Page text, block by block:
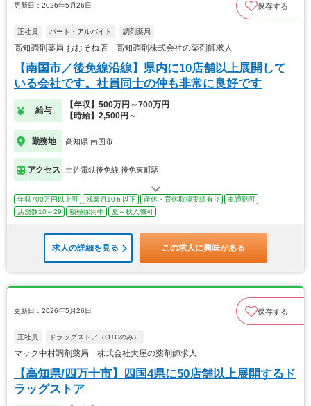
更新日：2026年5月26日 保存する
正社員 パート・アルバイト 調剤薬局
高知調剤薬局 おおそね店 高知調剤株式会社の薬剤師求人
【南国市／後免線沿線】県内に10店舗以上展開して
いる会社です。社員同士の仲も非常に良好です
給与
【年収】500万円～700万円
【時給】2,500円～
勤務地 高知県 南国市
アクセス 土佐電鉄後免線 後免東町駅
年収700万円以上可 残業月10ｈ以下 産休・育休取得実績有り
車通勤可
店舗数10～29
積極採用中 夏～秋入職可
求人の詳細を見る この求人に興味がある
更新日：2026年5月26日 保存する
正社員 ドラッグストア（OTCのみ）
マック中村調剤薬局 株式会社大屋の薬剤師求人
【高知県/四万十市】四国4県に50店舗以上展開するド
ラッグストア